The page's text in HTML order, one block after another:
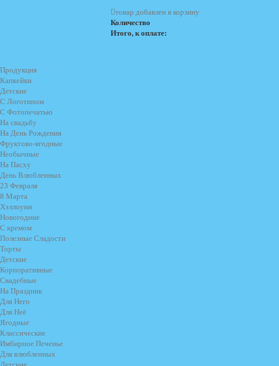
товар добавлен в корзину
Количество
Итого, к оплате:
Продукция
Капкейки
Детские
С Логотипом
С Фотопечатью
На свадьбу
На День Рождения
Фруктово-ягодные
Необычные
На Пасху
День Влюбленных
23 Февраля
8 Марта
Хэллоуин
Новогодние
С кремом
Полезные Сладости
Торты
Детские
Корпоративные
Свадебные
На Праздник
Для Него
Для Неё
Ягодные
Классические
Имбирное Печенье
Для влюбленных